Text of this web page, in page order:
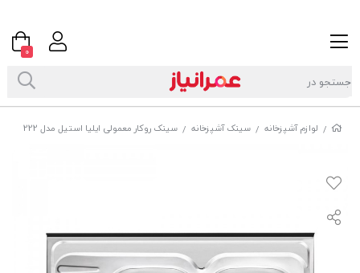
/ لوازم آشپزخانه / سینک آشپزخانه / سینک روکار معمولی ایلیا استیل مدل 222
0